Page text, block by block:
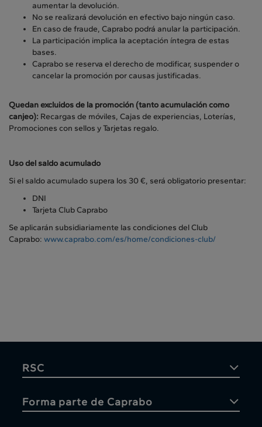
aumentar la devolución.
No se realizará devolución en efectivo bajo ningún caso.
En caso de fraude, Caprabo podrá anular la participación.
La participación implica la aceptación íntegra de estas
bases.
Caprabo se reserva el derecho de modificar, suspender o
cancelar la promoción por causas justificadas.
Quedan excluidos de la promoción (tanto acumulación como
canjeo): Recargas de móviles, Cajas de experiencias, Loterías,
Promociones con sellos y Tarjetas regalo.
Uso del saldo acumulado
Si el saldo acumulado supera los 30 €, será obligatorio presentar:
DNI
Tarjeta Club Caprabo
Se aplicarán subsidiariamente las condiciones del Club
Caprabo: www.caprabo.com/es/home/condiciones-club/
RSC
Forma parte de Caprabo